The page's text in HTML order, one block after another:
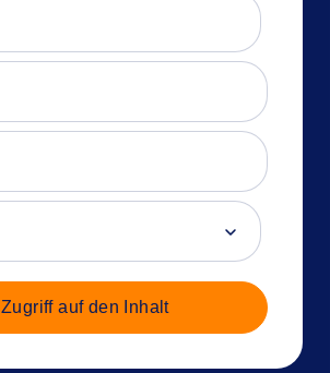
Zugriff auf den Inhalt